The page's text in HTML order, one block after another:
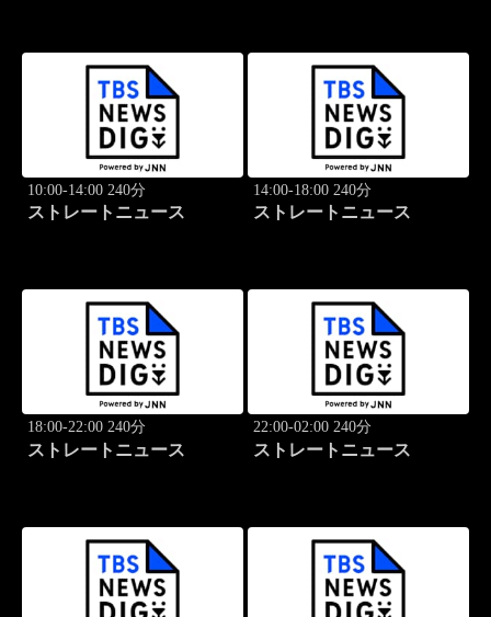
10:00-14:00 240分
ストレートニュース
14:00-18:00 240分
ストレートニュース
18:00-22:00 240分
ストレートニュース
22:00-02:00 240分
ストレートニュース